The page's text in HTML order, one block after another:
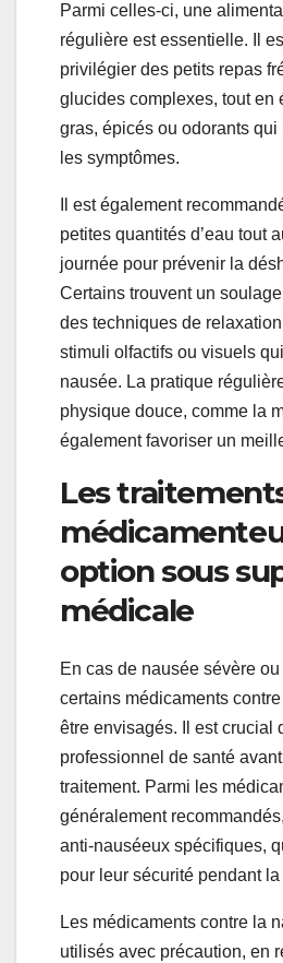
Parmi celles-ci, une
régulière est essentielle. Il
privilégier des petits repas
glucides complexes, tout en
gras, épicés ou odorants
les symptômes.
Il est également
petites quantités d’eau tout
journée pour prévenir la
Certains trouvent un
des techniques de
stimuli olfactifs ou visuels
nausée. La pratique
physique douce, comme la
également favoriser un
Les
option sous
médicale
En cas de nausée sévère
certains médicaments
être envisagés. Il est crucial
professionnel de santé
traitement. Parmi les
généralement
anti-nauséeux spécifiques,
pour leur sécurité pendant
Les médicaments contre la
utilisés avec précaution, en